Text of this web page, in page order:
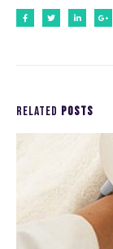
RELATED POSTS